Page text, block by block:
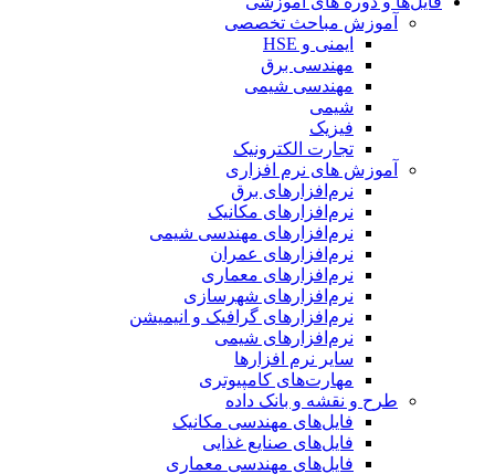
آموزش مباحث تخصصی
ایمنی و HSE
مهندسی برق
مهندسی شیمی
شیمی
فیزیک
تجارت الکترونیک
آموزش های نرم افزاری
نرم‌افزارهای برق
نرم‌افزارهای مکانیک
نرم‌افزارهای مهندسی شیمی
نرم‌افزارهای عمران
نرم‌افزارهای معماری
نرم‌افزارهای شهرسازی
نرم‌افزارهای گرافیک و انیمیشن
نرم‌افزارهای شیمی
سایر نرم افزارها
مهارت‌های کامپیوتری
طرح و نقشه و بانک داده
فایل‌های مهندسی مکانیک
فایل‌های صنایع غذایی
فایل‌های مهندسی معماری